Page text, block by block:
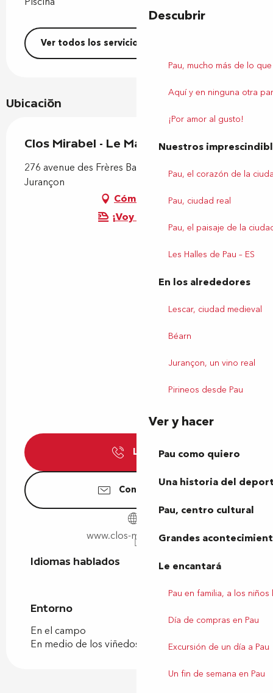
Descubrir
Pau, mucho más de lo
Aquí y en ninguna otra
¡Por amor al gusto!
Nuestros
Pau, el corazón de la
Pau, ciudad real
Pau, el paisaje de la
Les Halles de Pau – ES
En los alrededores
Lescar, ciudad medieval
Béarn
Jurançon, un vino real
Pirineos desde Pau
Ver y hacer
Pau como quiero
Una historia del
Pau, centro cultural
Grandes
Le encantará
Pau en familia, a los niños
Día de compras en Pau
Excursión de un día a Pau
Un fin de semana en Pau
Ver todos los servicios
Ubicación
Clos Mirabel - Le Manoir
276 avenue des Frères Barthelemy, 64110
Jurançon
Cómo llegar
¡Voy en tren!
Llamar
Contáctenos
www.clos-mirabel.com
Idiomas hablados
Idiomas hablados
Entorno
Entorno
En el campo
En medio de los viñedos